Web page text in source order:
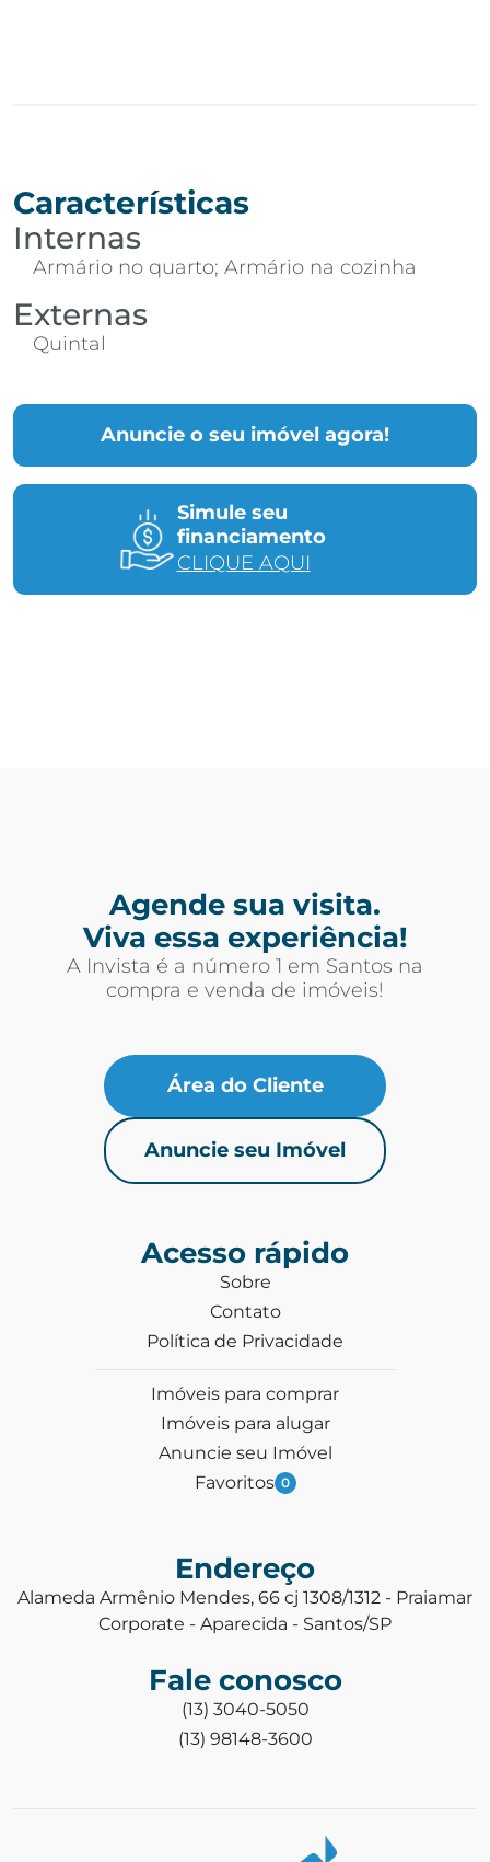
Anuncie o seu imóvel agora!
Simule seu
financiamento
CLIQUE AQUI
Características
Internas
Armário no quarto; Armário na cozinha
Externas
Quintal
Agende sua visita.
Viva essa experiência!
A Invista é a número 1 em Santos na
compra e venda de imóveis!
Área do Cliente
Anuncie seu Imóvel
Acesso rápido
Sobre
Contato
Política de Privacidade
Imóveis para comprar
Imóveis para alugar
Anuncie seu Imóvel
Favoritos 0
Endereço
Alameda Armênio Mendes, 66 cj 1308/1312 - Praiamar
Corporate - Aparecida - Santos/SP
Fale conosco
(13) 3040-5050
(13) 98148-3600